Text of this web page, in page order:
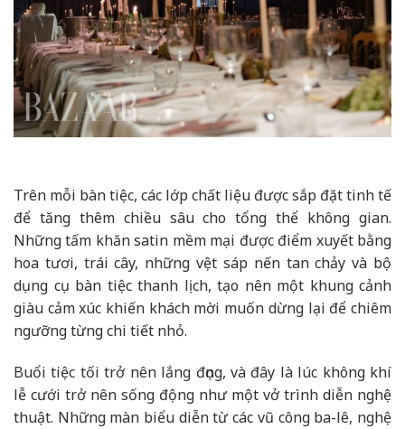
Trên mỗi bàn tiệc, các lớp chất liệu được sắp đặt tinh tế
để tăng thêm chiều sâu cho tổng thể không gian.
Những tấm khăn satin mềm mại được điểm xuyết bằng
hoa tươi, trái cây, những vệt sáp nến tan chảy và bộ
dụng cụ bàn tiệc thanh lịch, tạo nên một khung cảnh
giàu cảm xúc khiến khách mời muốn dừng lại để chiêm
ngưỡng từng chi tiết nhỏ.
Buổi tiệc tối trở nên lắng đọng, và đây là lúc không khí
lễ cưới trở nên sống động như một vở trình diễn nghệ
thuật. Những màn biểu diễn từ các vũ công ba-lê, nghệ